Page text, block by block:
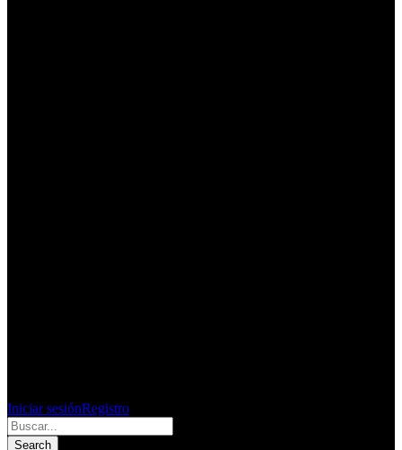
Iniciar sesiónRegistro